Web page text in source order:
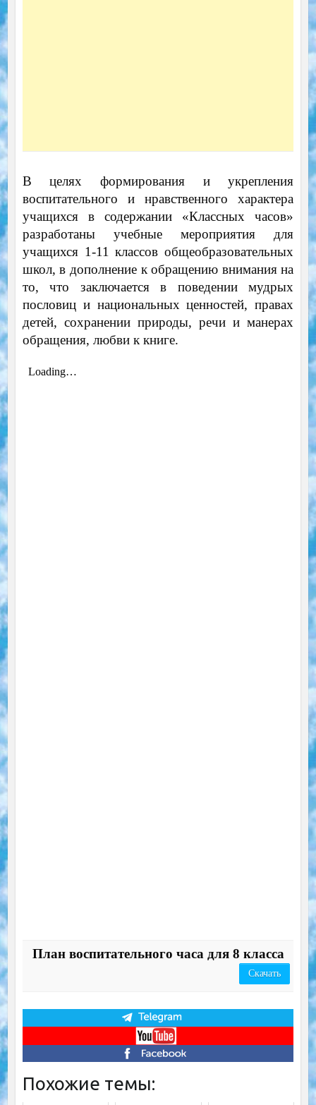
В целях формирования и укрепления
воспитательного и нравственного характера
учащихся в содержании «Классных часов»
разработаны учебные мероприятия для
учащихся 1-11 классов общеобразовательных
школ, в дополнение к обращению внимания на
то, что заключается в поведении мудрых
пословиц и национальных ценностей, правах
детей, сохранении природы, речи и манерах
обращения, любви к книге.
План воспитательного часа для 8 класса
Скачать
Похожие темы: